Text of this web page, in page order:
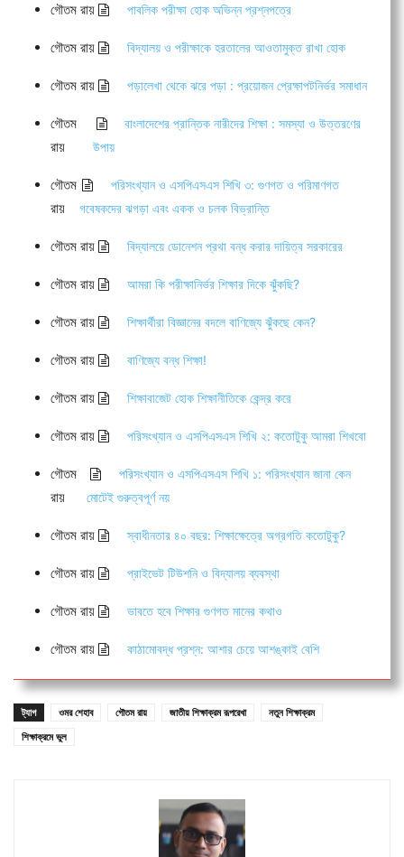
গৌতম রায় পাবলিক পরীক্ষা হোক অভিন্ন প্রশ্নপত্রে
গৌতম রায় বিদ্যালয় ও পরীক্ষাকে হরতালের আওতামুক্ত রাখা হোক
গৌতম রায় পড়ালেখা থেকে ঝরে পড়া : প্রয়োজন প্রেক্ষাপটনির্ভর সমাধান
গৌতম
রায়
বাংলাদেশের প্রান্তিক নারীদের শিক্ষা : সমস্যা ও উত্তরণের
উপায়
গৌতম
রায়
পরিসংখ্যান ও এসপিএসএস শিখি ৩: গুণগত ও পরিমাণগত
গবেষকদের ঝগড়া এবং একক ও চলক বিভ্রান্তি
গৌতম রায় বিদ্যালয়ে ডোনেশন প্রথা বন্ধ করার দায়িত্ব সরকারের
গৌতম রায় আমরা কি পরীক্ষানির্ভর শিক্ষার দিকে ঝুঁকছি?
গৌতম রায় শিক্ষার্থীরা বিজ্ঞানের বদলে বাণিজ্যে ঝুঁকছে কেন?
গৌতম রায় বাণিজ্যে বন্ধ শিক্ষা!
গৌতম রায় শিক্ষাবাজেট হোক শিক্ষানীতিকে কেন্দ্র করে
গৌতম রায় পরিসংখ্যান ও এসপিএসএস শিখি ২: কতোটুকু আমরা শিখবো
গৌতম
রায়
পরিসংখ্যান ও এসপিএসএস শিখি ১: পরিসংখ্যান জানা কেন
মোটেই গুরুত্বপূর্ণ নয়
গৌতম রায় স্বাধীনতার ৪০ বছর: শিক্ষাক্ষেত্রে অগ্রগতি কতোটুকু?
গৌতম রায় প্রাইভেট টিউশনি ও বিদ্যালয় ব্যবস্থা
গৌতম রায় ভাবতে হবে শিক্ষার গুণগত মানের কথাও
গৌতম রায় কাঠামোবদ্ধ প্রশ্ন: আশার চেয়ে আশঙ্কাই বেশি
ট্যাগ ওমর শেহাব গৌতম রায় জাতীয় শিক্ষাক্রম রূপরেখা
নতুন শিক্ষাক্রম
শিক্ষাক্রমে ভুল